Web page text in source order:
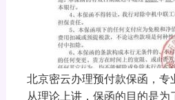
北京密云办理预付款保函，专
从理论上讲，保函的目的是